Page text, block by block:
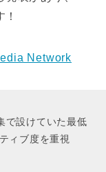
Network
で設けていた最低
ィブ度を重視